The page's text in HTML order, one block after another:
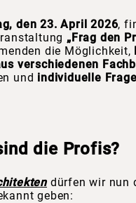
den 23. April 2026,
„Frag den
die Möglichkeit,
verschiedenen
und individuelle
die Profis?
dürfen wir nun
geben: